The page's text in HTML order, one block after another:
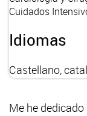
Cuidados
Idiomas
Castellano,
Me he